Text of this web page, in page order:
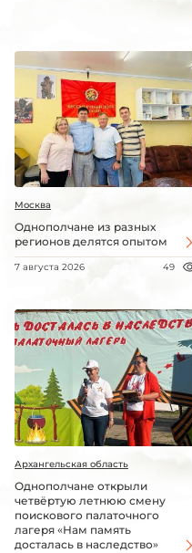
Москва
Однополчане из разных
регионов делятся опытом
7 августа 2026 49
Архангельская область
Однополчане открыли
четвёртую летнюю смену
поискового палаточного
лагеря «Нам память
досталась в наследство»